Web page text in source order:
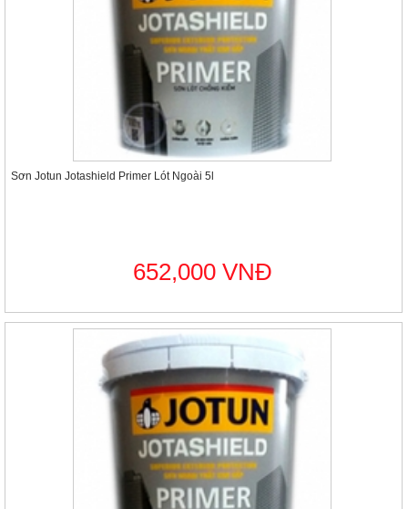
Sơn Jotun Jotashield Primer Lót Ngoài 5l
652,000 VNĐ